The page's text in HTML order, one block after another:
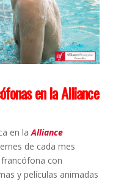
en la Alliance
en laAlliance
de cada mes
con
y películas animadas